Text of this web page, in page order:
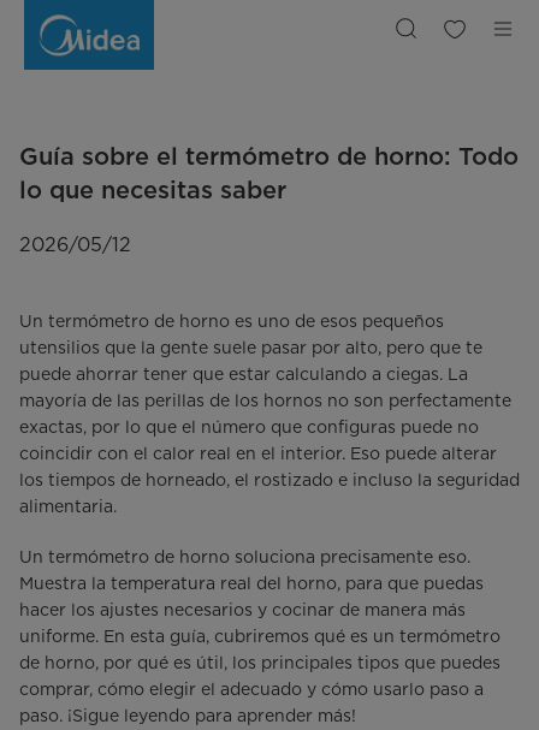
Termómetro
Guía sobre el termómetro de horno: Todo
lo que necesitas saber
2026/05/12
Un termómetro de horno es uno de esos pequeños
utensilios que la gente suele pasar por alto, pero que te
puede ahorrar tener que estar calculando a ciegas. La
mayoría de las perillas de los hornos no son perfectamente
exactas, por lo que el número que configuras puede no
coincidir con el calor real en el interior. Eso puede alterar
los tiempos de horneado, el rostizado e incluso la seguridad
alimentaria.
Un termómetro de horno soluciona precisamente eso.
Muestra la temperatura real del horno, para que puedas
hacer los ajustes necesarios y cocinar de manera más
uniforme. En esta guía, cubriremos qué es un termómetro
de horno, por qué es útil, los principales tipos que puedes
comprar, cómo elegir el adecuado y cómo usarlo paso a
paso. ¡Sigue leyendo para aprender más!